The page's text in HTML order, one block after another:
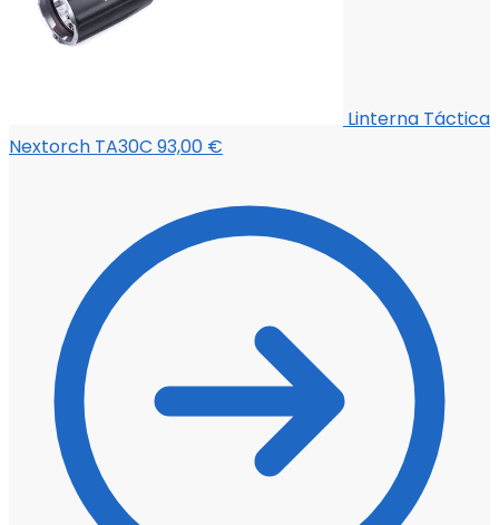
Linterna Táctica
Nextorch TA30C 93,00 €